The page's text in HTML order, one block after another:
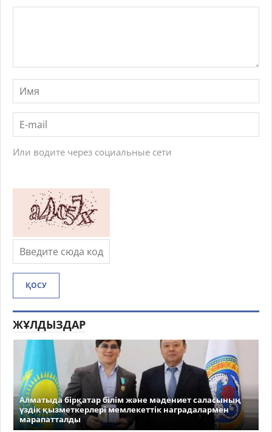
Или водите через социальные сети
ҚОСУ
ЖҰЛДЫЗДАР
Алматыда бірқатар білім және мәдениет саласының
үздік қызметкерлері мемлекеттік наградалармен
марапатталды